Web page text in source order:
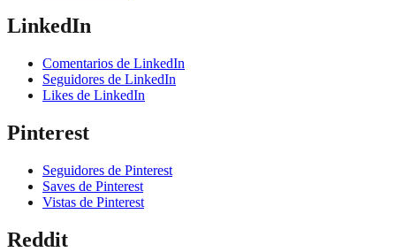
LinkedIn
Comentarios de LinkedIn
Seguidores de LinkedIn
Likes de LinkedIn
Pinterest
Seguidores de Pinterest
Saves de Pinterest
Vistas de Pinterest
Reddit